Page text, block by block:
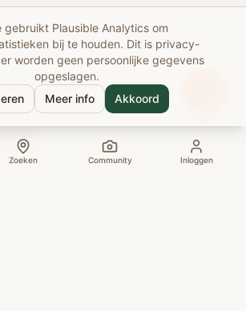
Zoeken Community Inloggen
gebruikt Plausible Analytics om
bij te houden. Dit is privacy-
worden geen persoonlijke gegevens
opgeslagen.
Meer info Akkoord